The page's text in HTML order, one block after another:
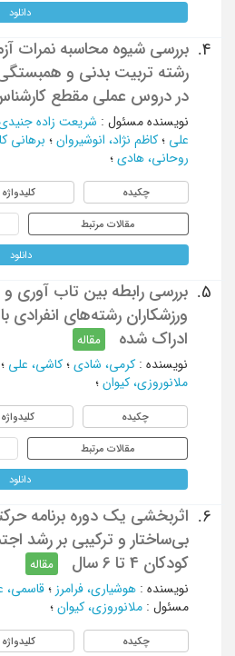
دانلود
4.
بررسی شیوه محاسبه نمرات
رشته تربیت بدنی و همبستگی
در دروس عملی مقطع
نویسنده مسئول : شریعت زاده
علی ؛ کاظم نژاد، انوشیروان ؛ برهانی
روحانی، هادی ؛
چکیده کلیدواژه
مقالات مرتبط
دانلود
5.
بررسی رابطه بین تاب آوری
ورزشکاران رشته‌های
ادراک شده
مقاله
نویسنده : کرمی، شادی ؛ کاشی، علی ؛
ملانوروزی، کیوان ؛
چکیده کلیدواژه
مقالات مرتبط
دانلود
6.
اثربخشی یک دوره برنامه
بی‌ساختار و ترکیبی بر رشد
کودکان 4 تا 6 سال
مقاله
نویسنده : هوشیاری، فرامرز ؛ قاسمی،
مسئول : ملانوروزی، کیوان ؛
چکیده کلیدواژه